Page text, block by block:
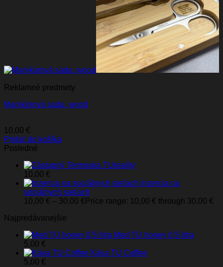
Reklamné predmety
Manikúrová sada, wood
10,00 €
Pridať do košíka
Posledné
Termoska TUreality
10,00 €
Inzercia na
sociálnych sieťach
10,00 € – 30,00 € Price range: 10,00 € through 30,00 €
Najpredávanejšie
Med TU honey 0,5 litra
5,00 €
Káva TU Coffee
5,00 €